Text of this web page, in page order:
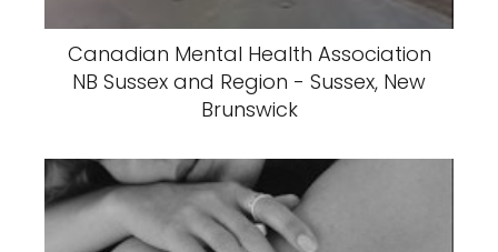
Canadian Mental Health Association
NB Sussex and Region - Sussex, New
Brunswick